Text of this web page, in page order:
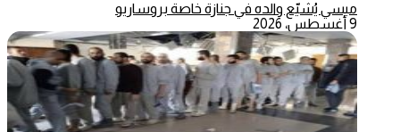
ميسي يُشيّع والده في جنازة خاصة بروساريو
9 أغسطس، 2026